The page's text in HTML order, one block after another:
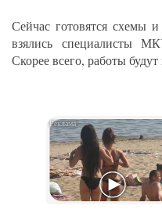
Сейчас готовятся схемы
взялись специалисты
Скорее всего, работы